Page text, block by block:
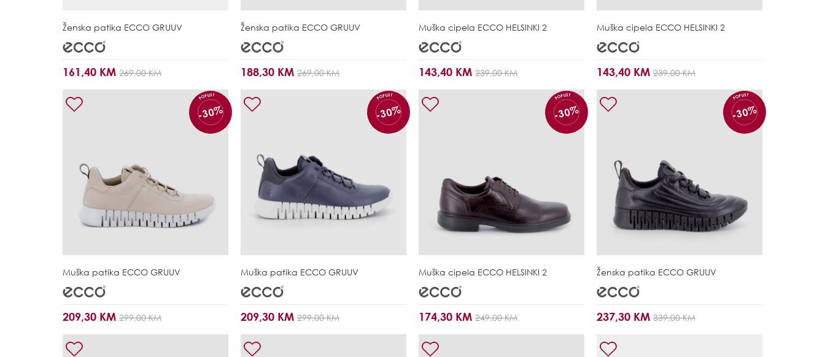
Ženska patika ECCO GRUUV
161,40 KM 269,00 KM
Ženska patika ECCO GRUUV
188,30 KM 269,00 KM
Muška cipela ECCO HELSINKI 2
143,40 KM 239,00 KM
Muška cipela ECCO HELSINKI 2
143,40 KM 239,00 KM
POPUST
-30%
Muška patika ECCO GRUUV
209,30 KM 299,00 KM
POPUST
-30%
Muška patika ECCO GRUUV
209,30 KM 299,00 KM
POPUST
-30%
Muška cipela ECCO HELSINKI 2
174,30 KM 249,00 KM
POPUST
-30%
Ženska patika ECCO GRUUV
237,30 KM 339,00 KM